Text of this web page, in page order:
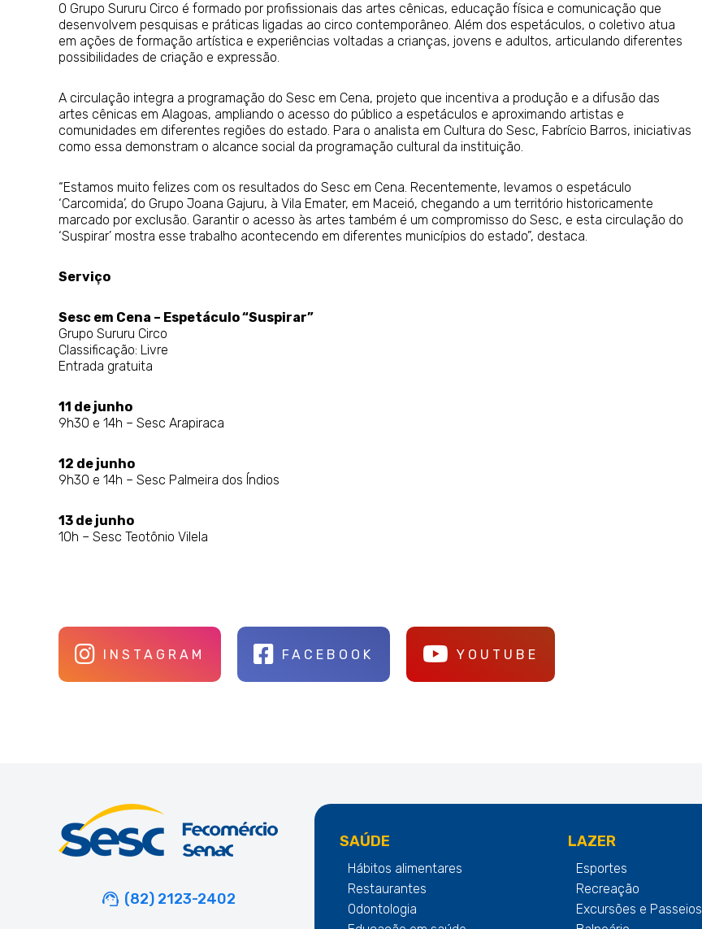
O Grupo Sururu Circo é formado por profissionais das artes cênicas, educação física e comunicação que
desenvolvem pesquisas e práticas ligadas ao circo contemporâneo. Além dos espetáculos, o coletivo atua
em ações de formação artística e experiências voltadas a crianças, jovens e adultos, articulando diferentes
possibilidades de criação e expressão.
A circulação integra a programação do Sesc em Cena, projeto que incentiva a produção e a difusão das
artes cênicas em Alagoas, ampliando o acesso do público a espetáculos e aproximando artistas e
comunidades em diferentes regiões do estado. Para o analista em Cultura do Sesc, Fabrício Barros, iniciativas
como essa demonstram o alcance social da programação cultural da instituição.
“Estamos muito felizes com os resultados do Sesc em Cena. Recentemente, levamos o espetáculo
‘Carcomida’, do Grupo Joana Gajuru, à Vila Emater, em Maceió, chegando a um território historicamente
marcado por exclusão. Garantir o acesso às artes também é um compromisso do Sesc, e esta circulação do
‘Suspirar’ mostra esse trabalho acontecendo em diferentes municípios do estado”, destaca.
Serviço
Sesc em Cena – Espetáculo “Suspirar”
Grupo Sururu Circo
Classificação: Livre
Entrada gratuita
11 de junho
9h30 e 14h – Sesc Arapiraca
12 de junho
9h30 e 14h – Sesc Palmeira dos Índios
13 de junho
10h – Sesc Teotônio Vilela
INSTAGRAM FACEBOOK YOUTUBE
(82) 2123-2402
SAÚDE
Hábitos alimentares
Restaurantes
Odontologia
LAZER
Esportes
Recreação
Excursões e Passeios